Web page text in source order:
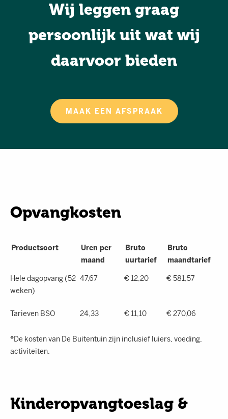
Wij leggen graag
persoonlijk uit wat wij
daarvoor bieden
MAAK EEN AFSPRAAK
Opvangkosten
Productsoort
Uren per
maand
Bruto
uurtarief
Bruto
maandtarief
Hele dagopvang (52
weken)
47,67 € 12,20 € 581,57
Tarieven BSO 24,33 € 11,10 € 270,06
*De kosten van De Buitentuin zijn inclusief luiers, voeding,
activiteiten.
Kinderopvangtoeslag &